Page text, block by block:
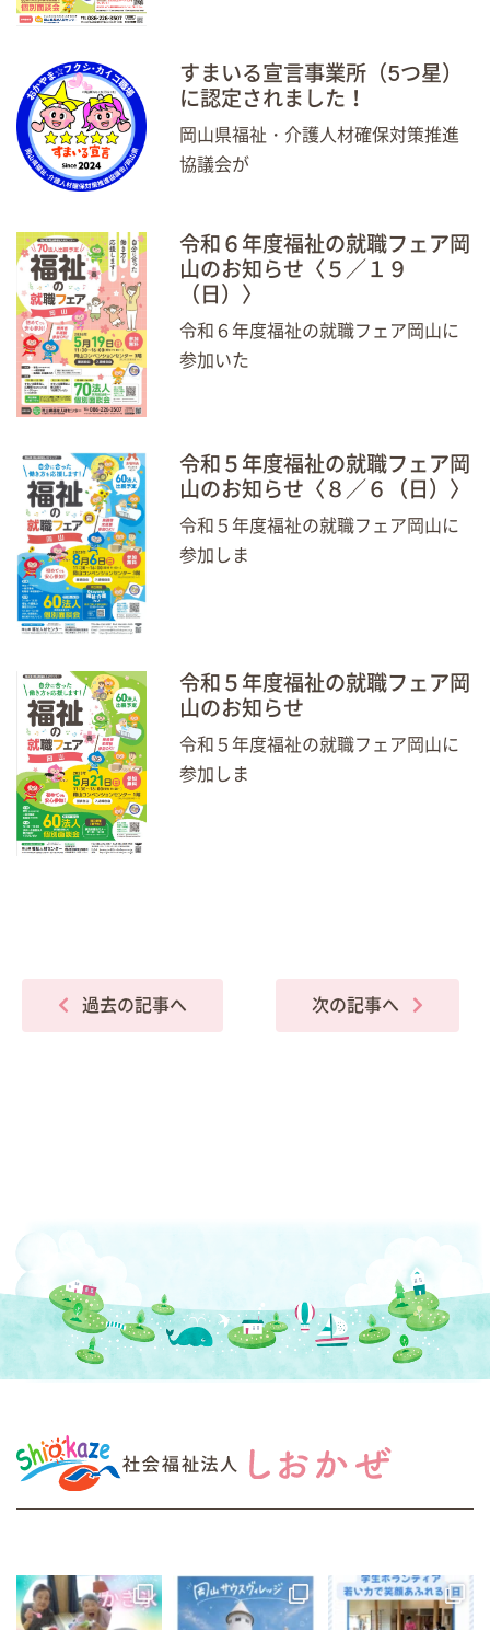
すまいる宣言事業所（5つ星）
に認定されました！
岡山県福祉・介護人材確保対策推進
協議会が
令和６年度福祉の就職フェア岡
山のお知らせ〈５／１９
（日）〉
令和６年度福祉の就職フェア岡山に
参加いた
令和５年度福祉の就職フェア岡
山のお知らせ〈８／６（日）〉
令和５年度福祉の就職フェア岡山に
参加しま
令和５年度福祉の就職フェア岡
山のお知らせ
令和５年度福祉の就職フェア岡山に
参加しま
過去の記事へ 次の記事へ